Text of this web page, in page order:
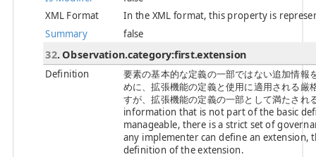
XML Format
In the XML format, this property is
Summary
false
32. Observation.category:first.extension
Definition
要素の基本的な定義の一部ではない追加情
めに、拡張機能の定義と使用に適用される
すが、拡張機能の定義の一部として満たさ
information that is not part of the basic
manageable, there is a strict set of
any implementer can define an extension,
definition of the extension.